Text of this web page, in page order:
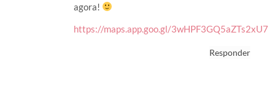
agora!
https://maps.app.goo.gl/3wHPF3GQ5aZTs2xU7
Responder